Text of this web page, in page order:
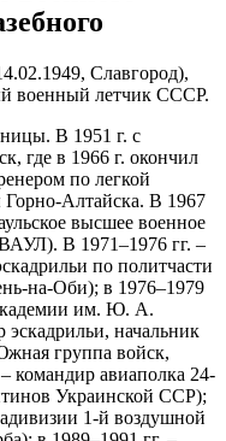
Славгород),
военный летчик СССР.
В 1951 г. с
где в 1966 г. окончил
по легкой
Горно-Алтайска. В 1967
высшее военное
В 1971–1976 гг. –
по политчасти
на-Оби); в 1976–1979
им. Ю. А.
эскадрильи, начальник
группа войск,
командир авиаполка 24-
Украинской ССР);
1-й воздушной